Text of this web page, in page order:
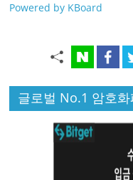
Powered by KBoard
글로벌 No.1 암호